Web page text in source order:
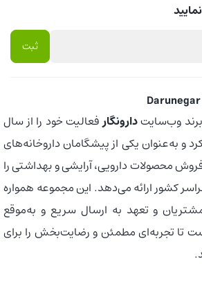
برند وب‌سایتدارونگارفعالیت خود را از سال
کرد و به‌عنوان یکی از پیشگامان داروخانه‌های
محصولات دارویی، آرایشی و بهداشتی را
کشور ارائه می‌دهد. این مجموعه همواره
و تعهد به ارسال سریع و به‌موقع
تا تجربه‌ای مطمئن و رضایت‌بخش را برای